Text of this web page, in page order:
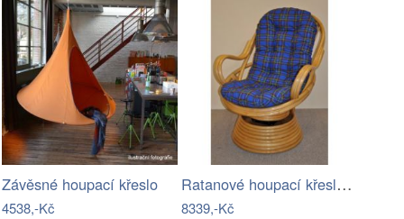
Závěsné houpací křeslo
4538,-Kč
Ratanové houpací křeslo - AX
8339,-Kč